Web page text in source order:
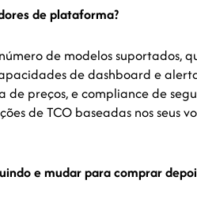
de plataforma?
de modelos suportados,
de dashboard e
preços, e compliance de
de TCO baseadas nos seus
e mudar para comprar